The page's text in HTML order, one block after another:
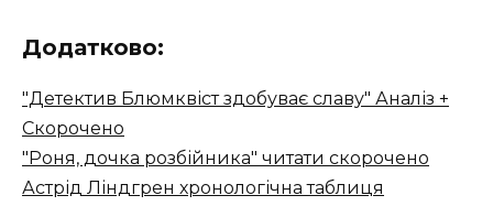
Додатково:
"Детектив Блюмквіст здобуває славу"​ Аналіз +
Скорочено
"Роня, дочка розбійника" читати скорочено
Астрід Ліндгрен хронологічна таблиця